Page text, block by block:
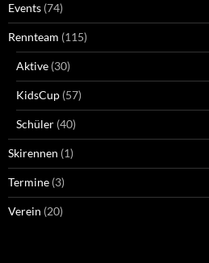
Events (74)
Rennteam (115)
Aktive (30)
KidsCup (57)
Schüler (40)
Skirennen (1)
Termine (3)
Verein (20)